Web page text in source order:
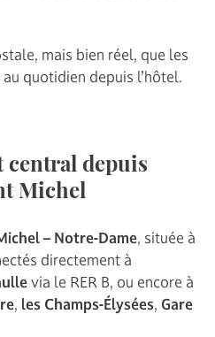
mais bien réel, que les
quotidien depuis l’hôtel.
central depuis
Michel
– Notre-Dame, située à
directement à
via le RER B, ou encore à
, les Champs-Élysées, Gare